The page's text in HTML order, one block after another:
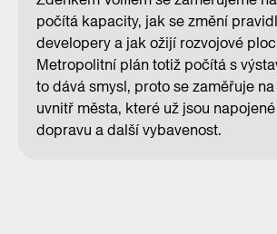
počítá kapacity, jak se změní
developery a jak ožijí rozvojové
Metropolitní plán totiž počítá s
to dává smysl, proto se zaměřuje
uvnitř města, které už jsou
dopravu a další vybavenost.